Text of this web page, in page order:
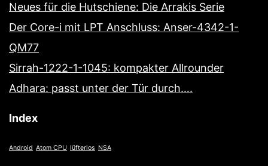
Neues für die Hutschiene: Die Arrakis Serie
Der Core-i mit LPT Anschluss: Anser-4342-1-
QM77
Sirrah-1222-1-1045: kompakter Allrounder
Adhara: passt unter der Tür durch….
Index
Android Atom CPU lüfterlos NSA